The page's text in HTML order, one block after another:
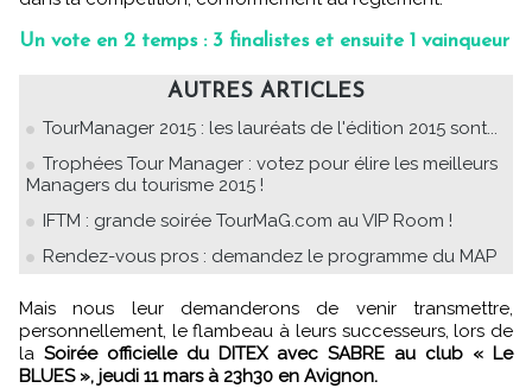
Un vote en 2 temps : 3 finalistes et ensuite 1 vainqueur
AUTRES ARTICLES
TourManager 2015 : les lauréats de l'édition 2015 sont...
Trophées Tour Manager : votez pour élire les meilleurs
Managers du tourisme 2015 !
IFTM : grande soirée TourMaG.com au VIP Room !
Rendez-vous pros : demandez le programme du MAP
Mais nous leur demanderons de venir transmettre,
personnellement, le flambeau à leurs successeurs, lors de
la Soirée officielle du DITEX avec SABRE au club « Le
BLUES », jeudi 11 mars à 23h30 en Avignon.